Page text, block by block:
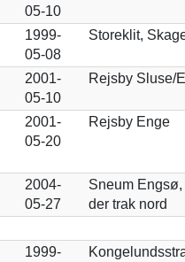
05-10
1999-
05-08
Storeklit,
2001-
05-10
Rejsby Sluse/
2001-
05-20
Rejsby Enge
2004-
05-27
Sneum
der trak nord
1999-